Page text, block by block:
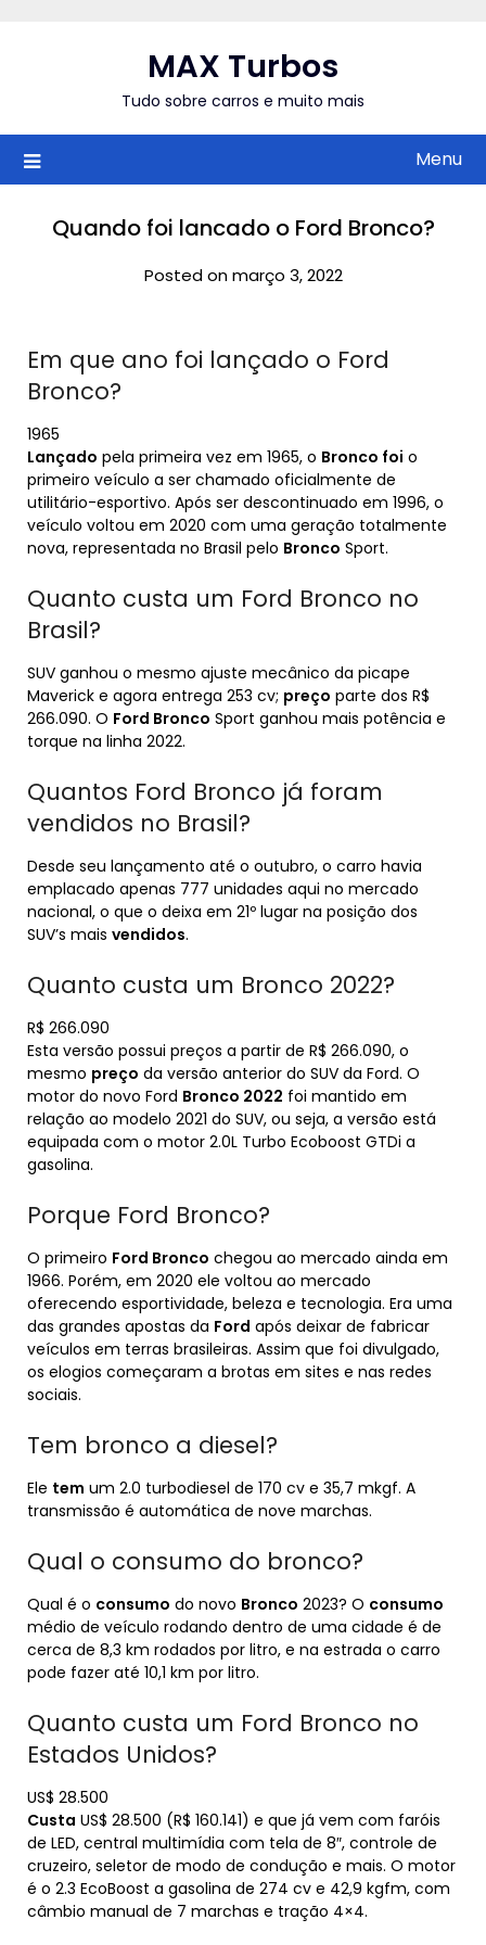
MAX Turbos
Tudo sobre carros e muito mais
Menu
Quando foi lancado o Ford Bronco?
Posted on março 3, 2022
Em que ano foi lançado o Ford
Bronco?
1965
Lançado pela primeira vez em 1965, o Bronco foi o
primeiro veículo a ser chamado oficialmente de
utilitário-esportivo. Após ser descontinuado em 1996, o
veículo voltou em 2020 com uma geração totalmente
nova, representada no Brasil pelo Bronco Sport.
Quanto custa um Ford Bronco no
Brasil?
SUV ganhou o mesmo ajuste mecânico da picape
Maverick e agora entrega 253 cv; preço parte dos R$
266.090. O Ford Bronco Sport ganhou mais potência e
torque na linha 2022.
Quantos Ford Bronco já foram
vendidos no Brasil?
Desde seu lançamento até o outubro, o carro havia
emplacado apenas 777 unidades aqui no mercado
nacional, o que o deixa em 21º lugar na posição dos
SUV’s mais vendidos.
Quanto custa um Bronco 2022?
R$ 266.090
Esta versão possui preços a partir de R$ 266.090, o
mesmo preço da versão anterior do SUV da Ford. O
motor do novo Ford Bronco 2022 foi mantido em
relação ao modelo 2021 do SUV, ou seja, a versão está
equipada com o motor 2.0L Turbo Ecoboost GTDi a
gasolina.
Porque Ford Bronco?
O primeiro Ford Bronco chegou ao mercado ainda em
1966. Porém, em 2020 ele voltou ao mercado
oferecendo esportividade, beleza e tecnologia. Era uma
das grandes apostas da Ford após deixar de fabricar
veículos em terras brasileiras. Assim que foi divulgado,
os elogios começaram a brotas em sites e nas redes
sociais.
Tem bronco a diesel?
Ele tem um 2.0 turbodiesel de 170 cv e 35,7 mkgf. A
transmissão é automática de nove marchas.
Qual o consumo do bronco?
Qual é o consumo do novo Bronco 2023? O consumo
médio de veículo rodando dentro de uma cidade é de
cerca de 8,3 km rodados por litro, e na estrada o carro
pode fazer até 10,1 km por litro.
Quanto custa um Ford Bronco no
Estados Unidos?
US$ 28.500
Custa US$ 28.500 (R$ 160.141) e que já vem com faróis
de LED, central multimídia com tela de 8″, controle de
cruzeiro, seletor de modo de condução e mais. O motor
é o 2.3 EcoBoost a gasolina de 274 cv e 42,9 kgfm, com
câmbio manual de 7 marchas e tração 4×4.